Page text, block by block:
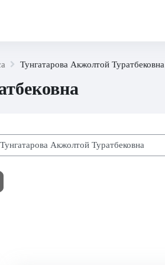
Тунгатарова Акжолтой Туратбековна
курса